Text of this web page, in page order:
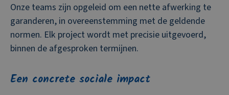
Onze teams zijn opgeleid om een nette afwerking te
garanderen, in overeenstemming met de geldende
normen. Elk project wordt met precisie uitgevoerd,
binnen de afgesproken termijnen.
Een concrete sociale impact